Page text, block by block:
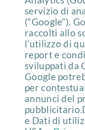
servizio di
(“Google”).
raccolti allo
l’utilizzo di
report e
sviluppati da
Google
per
annunci del
e Dati di